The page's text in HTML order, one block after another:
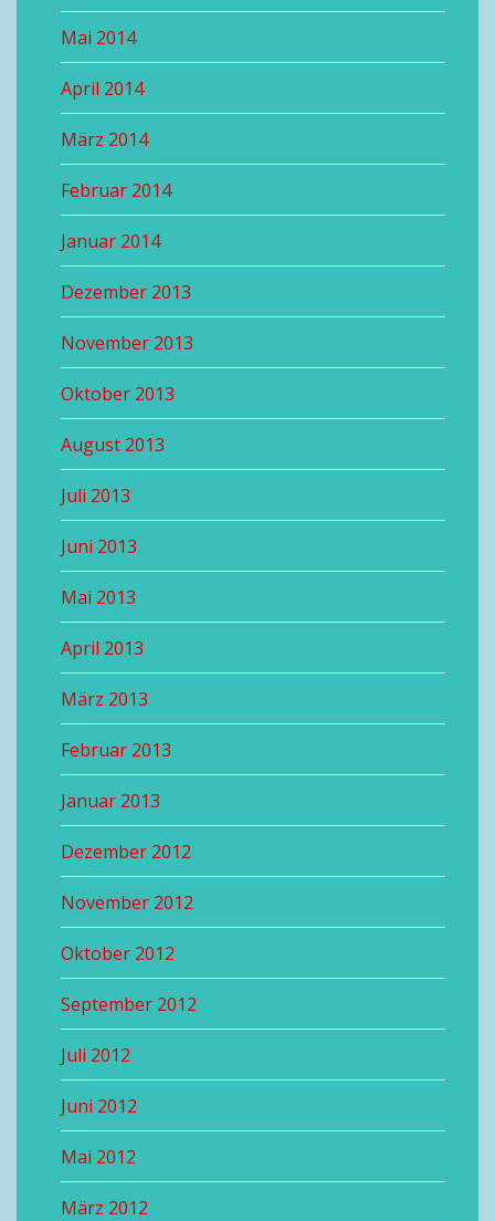
Mai 2014
April 2014
März 2014
Februar 2014
Januar 2014
Dezember 2013
November 2013
Oktober 2013
August 2013
Juli 2013
Juni 2013
Mai 2013
April 2013
März 2013
Februar 2013
Januar 2013
Dezember 2012
November 2012
Oktober 2012
September 2012
Juli 2012
Juni 2012
Mai 2012
März 2012